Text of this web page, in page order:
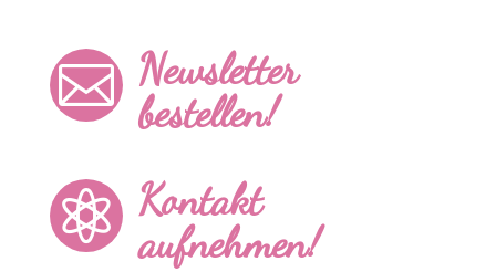
 Newsletter
bestellen!
 Kontakt
aufnehmen!